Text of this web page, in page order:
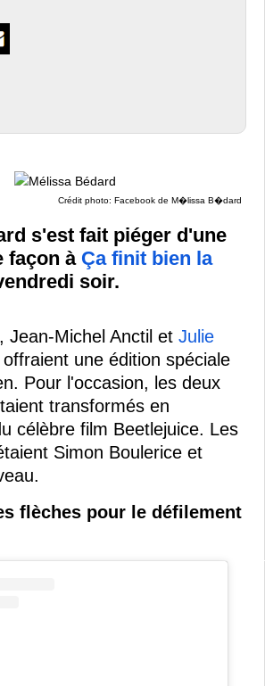
Crédit photo: Facebook de M�lissa B�dard
s'est fait piéger d'une
façon à Ça finit bien la
soir.
Jean-Michel Anctil et Julie
offraient une édition spéciale
Pour l'occasion, les deux
transformés en
célèbre film Beetlejuice. Les
Simon Boulerice et
flèches pour le défilement